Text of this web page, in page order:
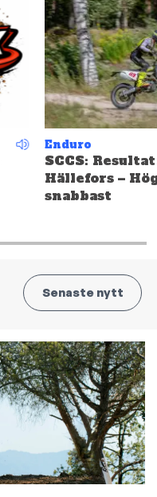
Enduro
SCCS:
Hällefors –
snabbast
Senaste nytt